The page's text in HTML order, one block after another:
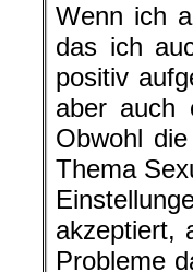
Wenn ich
das ich
positiv
aber auch
Obwohl
Thema
akzeptiert,
Probleme